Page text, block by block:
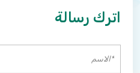
اترك رسالة